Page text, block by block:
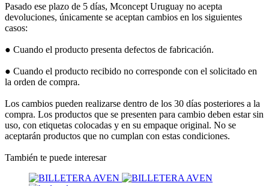
Pasado ese plazo de 5 días, Mconcept Uruguay no acepta
devoluciones, únicamente se aceptan cambios en los siguientes
casos:
● Cuando el producto presenta defectos de fabricación.
● Cuando el producto recibido no corresponde con el solicitado en
la orden de compra.
Los cambios pueden realizarse dentro de los 30 días posteriores a la
compra. Los productos que se presenten para cambio deben estar sin
uso, con etiquetas colocadas y en su empaque original. No se
aceptarán productos que no cumplan con estas condiciones.
También te puede interesar